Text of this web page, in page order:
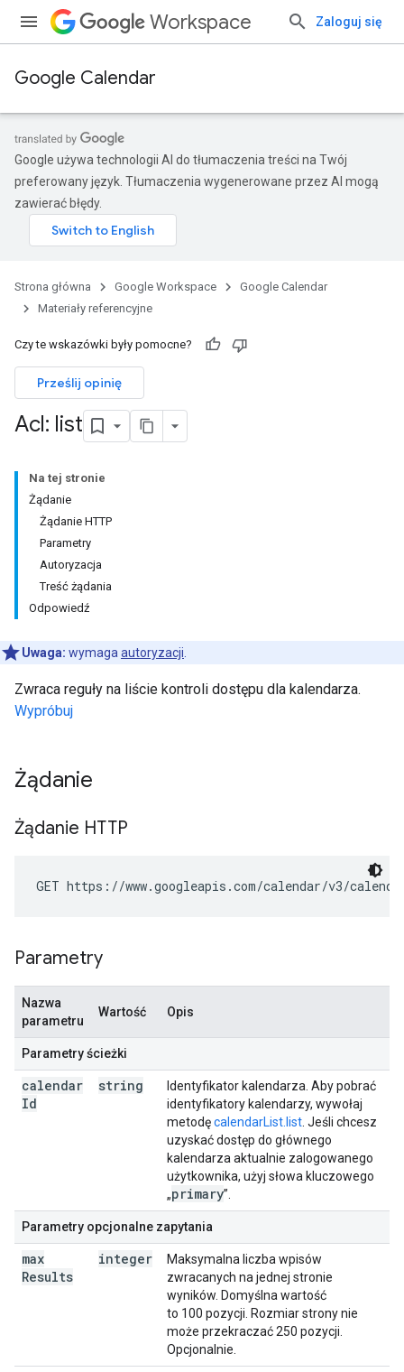
Workspace Zaloguj się
Google Calendar
Google używa technologii AI do tłumaczenia treści na Twój
preferowany język. Tłumaczenia wygenerowane przez AI mogą
zawierać błędy.
Strona główna Google Workspace
Google Calendar
Materiały referencyjne
Czy te wskazówki były pomocne?
Prześlij opinię
Acl: list
Na tej stronie
Żądanie
Żądanie HTTP
Parametry
Autoryzacja
Treść żądania
Odpowiedź
Uwaga: wymaga autoryzacji
Zwraca reguły na liście kontroli dostępu dla kalendarza.
Wypróbuj
Żądanie
Żądanie HTTP
GET https://www.googleapis.com/calendar/v3/
Parametry
Nazwa
parametru
Wartość Opis
Parametry ścieżki
calendar
Id
string
Identyfikator kalendarza. Aby pobrać
identyfikatory kalendarzy, wywołaj
metodęcalendarList.list . Jeśli chcesz
uzyskać dostęp do głównego
kalendarza aktualnie zalogowanego
użytkownika, użyj słowa kluczowego
„primary”.
Parametry opcjonalne zapytania
max
Results
integer
Maksymalna liczba wpisów
zwracanych na jednej stronie
wyników. Domyślna wartość
to 100 pozycji. Rozmiar strony nie
może przekraczać 250 pozycji.
Opcjonalnie.